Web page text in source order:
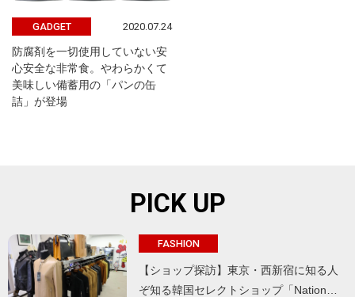
GADGET 2020.07.24
防腐剤を一切使用していない安
心安全な非常食。やわらかくて
美味しい備蓄用の「パンの缶
詰」が登場
PICK UP
FASHION
【ショップ探訪】東京・西新宿に知る人
ぞ知る韓国セレクトショップ「Nation…